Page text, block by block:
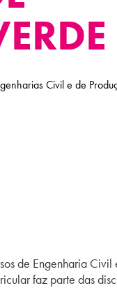
Civil e de
de Engenharia
faz parte das